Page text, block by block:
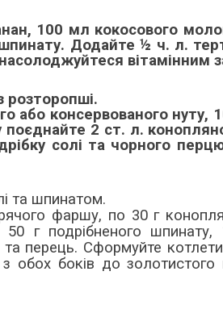
100 мл кокосового
Додайте ½ ч. л.
вітамінним
розторопші.
або консервованого нуту,
2 ст. л.
солі та чорного
та шпинатом.
фаршу, по 30 г
50 г подрібненого
та перець. Сформуйте
обох боків до